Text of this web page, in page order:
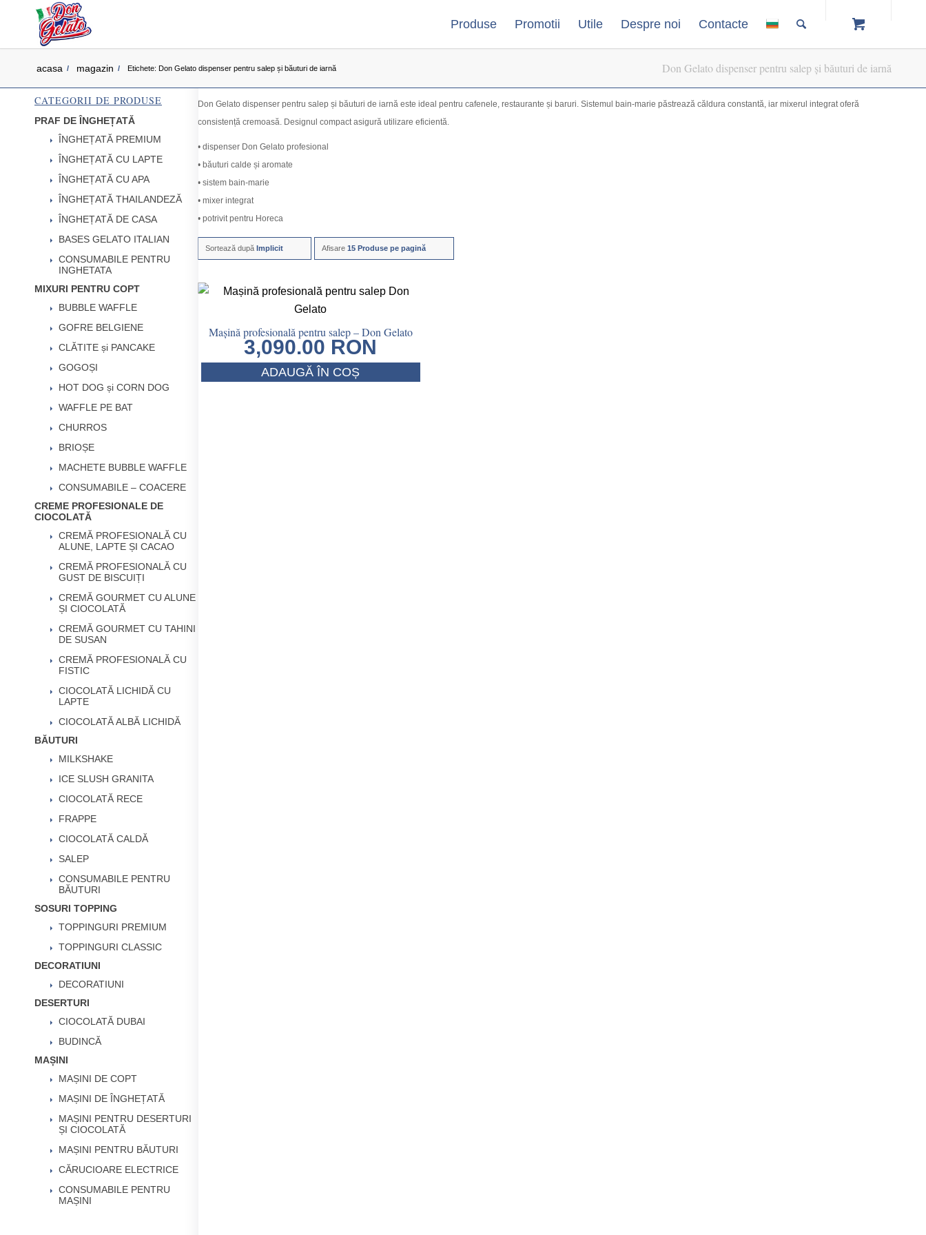
Produse Promotii Utile Despre noi Contacte
Don Gelato dispenser pentru salep și băuturi de iarnă
acasa / magazin / Etichete: Don Gelato dispenser pentru salep și băuturi de iarnă
Don Gelato dispenser pentru salep și băuturi de iarnă este ideal pentru cafenele, restaurante și baruri. Sistemul bain-marie păstrează căldura constantă, iar mixerul integrat oferă
consistență cremoasă. Designul compact asigură utilizare eficientă.
• dispenser Don Gelato profesional
• băuturi calde și aromate
• sistem bain-marie
• mixer integrat
• potrivit pentru Horeca
Sortează după Implicit Afisare 15 Produse pe pagină
Mașină profesională pentru salep – Don Gelato
3,090.00 RON
ADAUGĂ ÎN COȘ
CATEGORII DE PRODUSE
PRAF DE ÎNGHEȚATĂ
ÎNGHEȚATĂ PREMIUM
ÎNGHEȚATĂ CU LAPTE
ÎNGHEȚATĂ CU APA
ÎNGHEȚATĂ THAILANDEZĂ
ÎNGHEȚATĂ DE CASA
BASES GELATO ITALIAN
CONSUMABILE PENTRU
INGHETATA
MIXURI PENTRU COPT
BUBBLE WAFFLE
GOFRE BELGIENE
CLĂTITE și PANCAKE
GOGOȘI
HOT DOG și CORN DOG
WAFFLE PE BAT
CHURROS
BRIOȘE
MACHETE BUBBLE WAFFLE
CONSUMABILE – COACERE
CREME PROFESIONALE DE
CIOCOLATĂ
CREMĂ PROFESIONALĂ CU
ALUNE, LAPTE ȘI CACAO
CREMĂ PROFESIONALĂ CU
GUST DE BISCUIȚI
CREMĂ GOURMET CU ALUNE
ȘI CIOCOLATĂ
CREMĂ GOURMET CU TAHINI
DE SUSAN
CREMĂ PROFESIONALĂ CU
FISTIC
CIOCOLATĂ LICHIDĂ CU
LAPTE
CIOCOLATĂ ALBĂ LICHIDĂ
BĂUTURI
MILKSHAKE
ICE SLUSH GRANITA
CIOCOLATĂ RECE
FRAPPE
CIOCOLATĂ CALDĂ
SALEP
CONSUMABILE PENTRU
BĂUTURI
SOSURI TOPPING
TOPPINGURI PREMIUM
TOPPINGURI CLASSIC
DECORATIUNI
DECORATIUNI
DESERTURI
CIOCOLATĂ DUBAI
BUDINCĂ
MAȘINI
MAȘINI DE COPT
MAȘINI DE ÎNGHEȚATĂ
MAȘINI PENTRU DESERTURI
ȘI CIOCOLATĂ
MAȘINI PENTRU BĂUTURI
CĂRUCIOARE ELECTRICE
CONSUMABILE PENTRU
MAȘINI